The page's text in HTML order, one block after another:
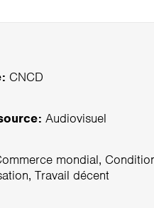
CNCD
Audiovisuel
mondial,
Travail décent